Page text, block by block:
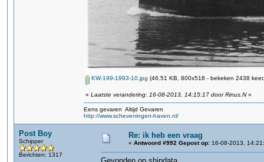
KW-199-1993-10.jpg (46.51 KB, 800x518 - bekeken 2438
« Laatste verandering: 16-08-2013, 14:15:17 door Rinus.N»
Eens gevaren Altijd Gevaren
http://www.scheveningen-haven.nl/
Post Boy
Schipper
Berichten: 1317
Re: ik heb een vraag
« Antwoord #992 Gepost op: 16-08-2013,